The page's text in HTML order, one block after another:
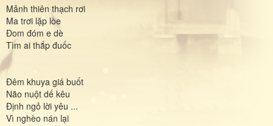
Mảnh thiên thạch rơi
Ma trơi lặp lòe
Đom đóm e dè
Tìm ai thắp đuốc
Đêm khuya giá buốt
Não nuột dế kêu
Định ngỏ lời yêu ...
Vì nghèo nán lại